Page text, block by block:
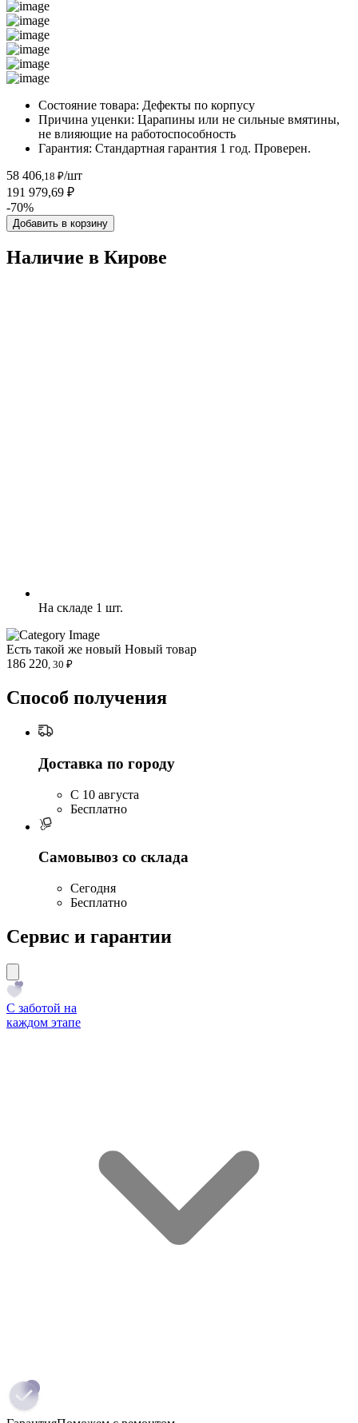
Состояние товара: Дефекты по корпусу
Причина уценки: Царапины или не сильные вмятины,
не влияющие на работоспособность
Гарантия: Стандартная гарантия 1 год. Проверен.
58 406 ,18 ₽/шт
191 979,69 ₽
-70%
Добавить в корзину
Наличие в Кировe
На складе 1 шт.
Есть такой же новый Новый товар
186 220, 30 ₽
Способ получения
Доставка по городу
C 10 августа
Бесплатно
Самовывоз со склада
Сегодня
Бесплатно
Сервис и гарантии
С заботой на
каждом этапе